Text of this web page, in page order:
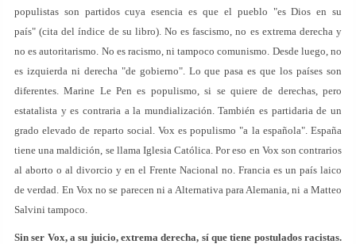
populistas son partidos cuya esencia es que el pueblo "es Dios en su
país" (cita del índice de su libro). No es fascismo, no es extrema derecha y
no es autoritarismo. No es racismo, ni tampoco comunismo. Desde luego, no
es izquierda ni derecha "de gobierno". Lo que pasa es que los países son
diferentes. Marine Le Pen es populismo, si se quiere de derechas, pero
estatalista y es contraria a la mundialización. También es partidaria de un
grado elevado de reparto social. Vox es populismo "a la española". España
tiene una maldición, se llama Iglesia Católica. Por eso en Vox son contrarios
al aborto o al divorcio y en el Frente Nacional no. Francia es un país laico
de verdad. En Vox no se parecen ni a Alternativa para Alemania, ni a Matteo
Salvini tampoco.
Sin ser Vox, a su juicio, extrema derecha, sí que tiene postulados racistas.